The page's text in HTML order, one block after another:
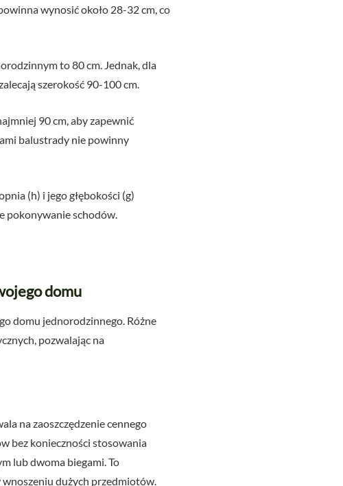
wynosić około 28-32 cm, co
to 80 cm. Jednak, dla
szerokość 90-100 cm.
90 cm, aby zapewnić
balustrady nie powinny
(h) i jego głębokości (g)
pokonywanie schodów.
domu
domu jednorodzinnego. Różne
pozwalając na
na zaoszczędzenie cennego
bez konieczności stosowania
lub dwoma biegami. To
dużych przedmiotów.